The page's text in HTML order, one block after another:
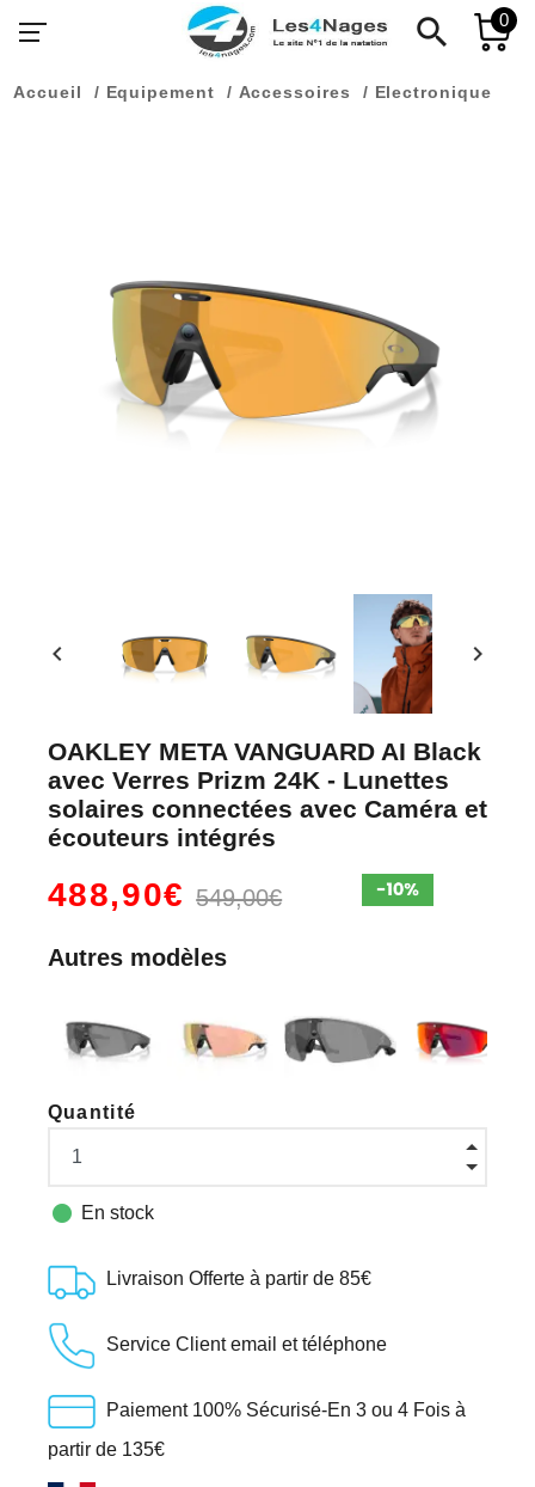
search 0
Accueil Equipement Accessoires Electronique
chevron_left chevron_right
OAKLEY META VANGUARD AI Black
avec Verres Prizm 24K - Lunettes
solaires connectées avec Caméra et
écouteurs intégrés
488,90€549,00€
Autres modèles
Quantité
 En stock
Livraison Offerte à partir de 85€
Service Client email et téléphone
Paiement 100% Sécurisé-En 3 ou 4 Fois à
partir de 135€